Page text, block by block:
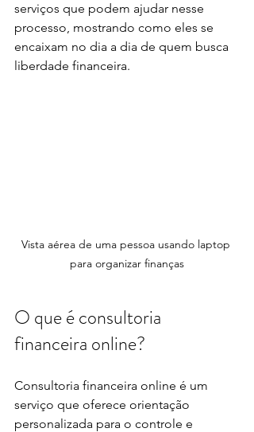
serviços que podem ajudar nesse
processo, mostrando como eles se
encaixam no dia a dia de quem busca
liberdade financeira.
Vista aérea de uma pessoa usando laptop
para organizar finanças
O que é consultoria
financeira online?
Consultoria financeira online é um
serviço que oferece orientação
personalizada para o controle e